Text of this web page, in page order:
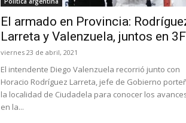
El armado en Provincia:
Larreta y Valenzuela, juntos en 3F
viernes 23 de abril, 2021
El intendente Diego Valenzuela recorrió junto con
Horacio Rodríguez Larreta, jefe de Gobierno
la localidad de Ciudadela para conocer los
en la...